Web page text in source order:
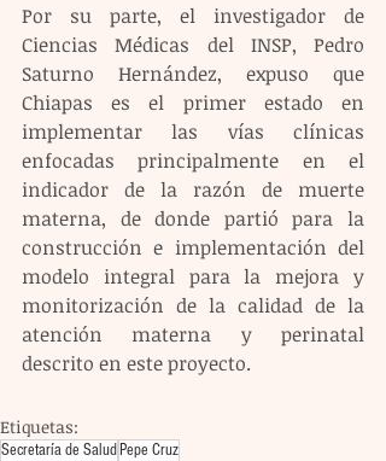
Por su parte, el investigador de
Ciencias Médicas del INSP, Pedro
Saturno Hernández, expuso que
Chiapas es el primer estado en
implementar las vías clínicas
enfocadas principalmente en el
indicador de la razón de muerte
materna, de donde partió para la
construcción e implementación del
modelo integral para la mejora y
monitorización de la calidad de la
atención materna y perinatal
descrito en este proyecto.
Etiquetas:
Secretaría de SaludPepe Cruz